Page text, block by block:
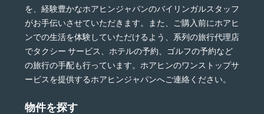
を、経験豊かなホアヒンジャパンのバイリンガルスタッフ
がお手伝いさせていただきます。また、ご購入前にホアヒ
ンでの生活を体験していただけるよう、系列の旅行代理店
でタクシー サービス、ホテルの予約、ゴルフの予約など
の旅行の手配も行っています。ホアヒンのワンストップサ
ービスを提供するホアヒンジャパンへご連絡ください。
物件を探す